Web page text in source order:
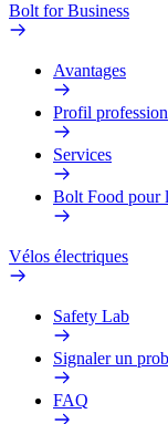
Bolt for Business
Avantages
Profil
Services
Bolt Food pour
Vélos électriques
Safety Lab
Signaler un
FAQ